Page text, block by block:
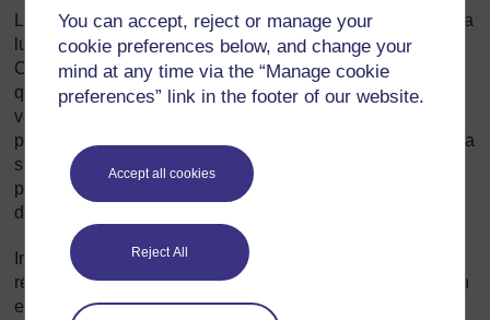
You can accept, reject or manage your
cookie preferences below, and change your
mind at any time via the “Manage cookie
preferences” link in the footer of our website.
Accept all cookies
Reject All
La jacinthe d’eau dégrade la qualité de l’eau en bloquant la
lumière du soleil et l’oxygène et en ralentissant le courant.
Capable de doubler en quinze jours, elle pousse plus vite
que n’importe quelle autre plante. En étouffant toute autre
végétation, elle rend la zone qu’elle colonise inutilisable
pour toute plante ou tout animal vivant dans l’eau ou dont la
survie dépend de l’eau. Les zones de frai (ou zones de
ponte et de reproduction) des poissons sont menacées de
disparition.
Incontrôlable, la jacinthe d’eau rend inutilisable les
réserves d’eau destinées à l’irrigation et à l’alimentation en
eau. Les amas de jacinthes peuvent bloquer la navigation